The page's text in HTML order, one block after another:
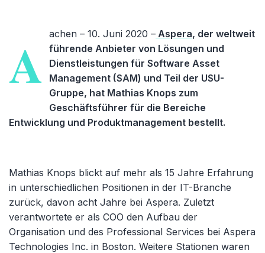
A achen – 10. Juni 2020 – Aspera, der weltweit
führende Anbieter von Lösungen und
Dienstleistungen für Software Asset
Management (SAM) und Teil der USU-
Gruppe, hat Mathias Knops zum
Geschäftsführer für die Bereiche
Entwicklung und Produktmanagement bestellt.
Mathias Knops blickt auf mehr als 15 Jahre Erfahrung
in unterschiedlichen Positionen in der IT-Branche
zurück, davon acht Jahre bei Aspera. Zuletzt
verantwortete er als COO den Aufbau der
Organisation und des Professional Services bei Aspera
Technologies Inc. in Boston. Weitere Stationen waren